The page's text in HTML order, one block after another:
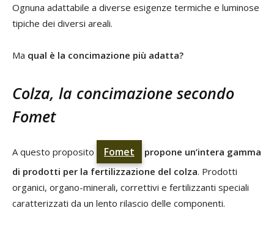
Ognuna adattabile a diverse esigenze termiche e luminose
tipiche dei diversi areali.
Ma qual è la concimazione più adatta?
Colza, la concimazione secondo
Fomet
A questo proposito Fomet
propone un’intera gamma
di prodotti per la fertilizzazione del colza. Prodotti
organici, organo-minerali, correttivi e fertilizzanti speciali
caratterizzati da un lento rilascio delle componenti.